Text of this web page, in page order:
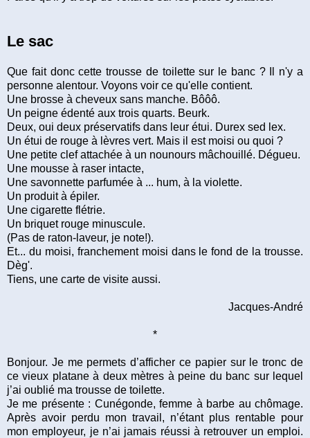
Le sac
Que fait donc cette trousse de toilette sur le banc ? Il n'y a
personne alentour. Voyons voir ce qu'elle contient.
Une brosse à cheveux sans manche. Bôôô.
Un peigne édenté aux trois quarts. Beurk.
Deux, oui deux préservatifs dans leur étui. Durex sed lex.
Un étui de rouge à lèvres vert. Mais il est moisi ou quoi ?
Une petite clef attachée à un nounours mâchouillé. Dégueu.
Une mousse à raser intacte,
Une savonnette parfumée à ... hum, à la violette.
Un produit à épiler.
Une cigarette flétrie.
Un briquet rouge minuscule.
(Pas de raton-laveur, je note!).
Et... du moisi, franchement moisi dans le fond de la trousse.
Dèg'.
Tiens, une carte de visite aussi.
Jacques-André
*
Bonjour. Je me permets d’afficher ce papier sur le tronc de
ce vieux platane à deux mètres à peine du banc sur lequel
j’ai oublié ma trousse de toilette.
Je me présente : Cunégonde, femme à barbe au chômage.
Après avoir perdu mon travail, n’étant plus rentable pour
mon employeur, je n’ai jamais réussi à retrouver un emploi.